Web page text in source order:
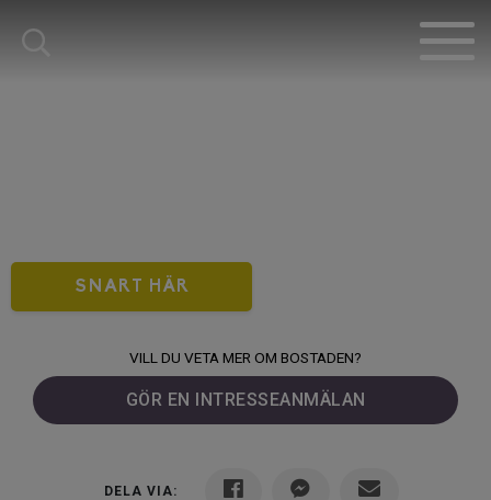
SNART HÄR
VILL DU VETA MER OM BOSTADEN?
GÖR EN INTRESSEANMÄLAN
DELA VIA: